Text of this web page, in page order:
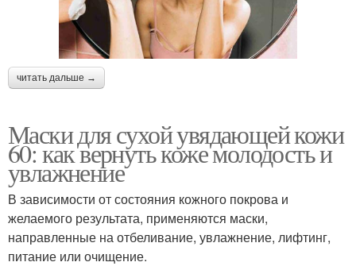
читать дальше →
Маски для сухой увядающей кожи
60: как вернуть коже молодость и
увлажнение
В зависимости от состояния кожного покрова и
желаемого результата, применяются маски,
направленные на отбеливание, увлажнение, лифтинг,
питание или очищение.